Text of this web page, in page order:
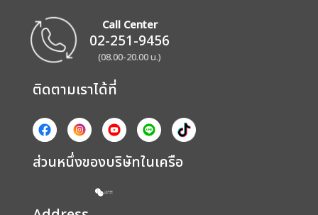
Call Center
02-251-9456
(08.00-20.00 น.)
ติดตามเราได้ที่
ส่วนหนึ่งของบริษัทในเครือ